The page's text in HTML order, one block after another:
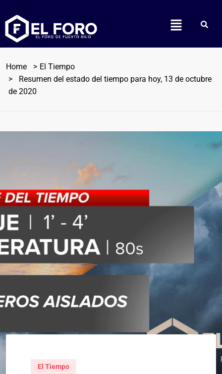
Home
El Tiempo
Resumen del estado del tiempo para hoy, 13 de octubre
de 2020
El Tiempo